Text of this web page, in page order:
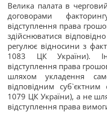
Велика палата в
договорами
відступлення права
здійснюватися
регулює відносини з
1083 ЦК України).
відступлення права
шляхом укладення
відповідним суб`єктним
1079 ЦК України), а не
відступлення права